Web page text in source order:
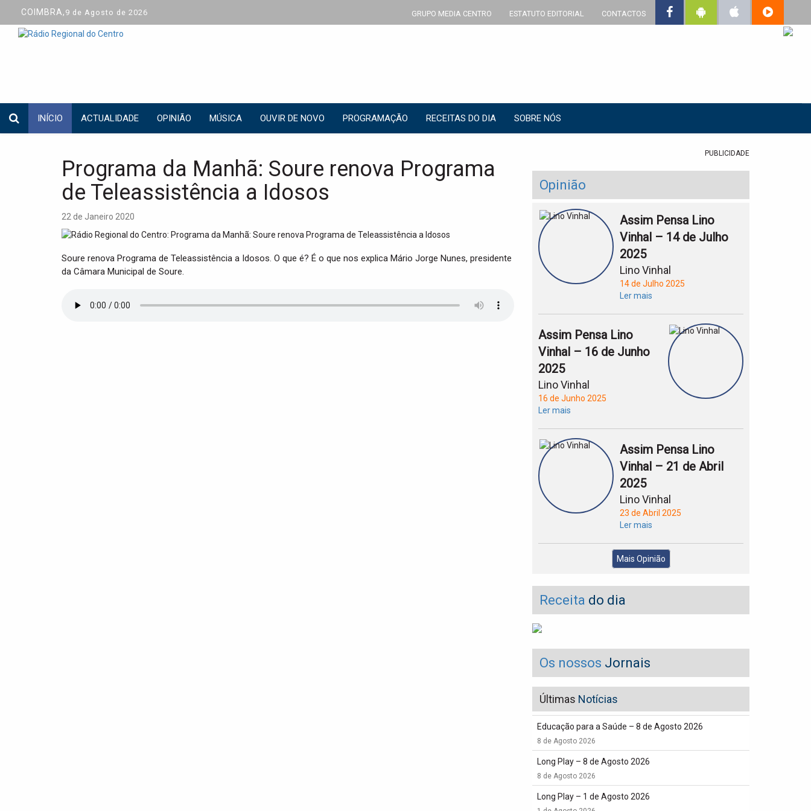
COIMBRA, 9 de Agosto de 2026 GRUPO MEDIA CENTRO ESTATUTO EDITORIAL CONTACTOS
INÍCIO ACTUALIDADE OPINIÃO MÚSICA OUVIR DE NOVO PROGRAMAÇÃO RECEITAS DO DIA SOBRE NÓS
Programa da Manhã: Soure renova Programa
de Teleassistência a Idosos
22 de Janeiro 2020
Soure renova Programa de Teleassistência a Idosos. O que é? É o que nos explica Mário Jorge Nunes, presidente
da Câmara Municipal de Soure.
PUBLICIDADE
Opinião
Assim Pensa Lino
Vinhal – 14 de Julho
2025
Lino Vinhal
14 de Julho 2025
Ler mais
Assim Pensa Lino
Vinhal – 16 de Junho
2025
Lino Vinhal
16 de Junho 2025
Ler mais
Assim Pensa Lino
Vinhal – 21 de Abril
2025
Lino Vinhal
23 de Abril 2025
Ler mais
Mais Opinião
Receita do dia
Os nossos Jornais
Últimas Notícias
Educação para a Saúde – 8 de Agosto 2026
8 de Agosto 2026
Long Play – 8 de Agosto 2026
8 de Agosto 2026
Long Play – 1 de Agosto 2026